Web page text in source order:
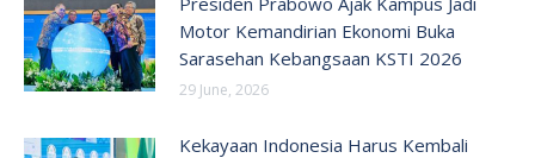
Motor Kemandirian Ekonomi Buka
Sarasehan Kebangsaan KSTI 2026
29 June, 2026
Kekayaan Indonesia Harus Kembali